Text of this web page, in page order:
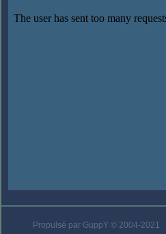
Propulsé par GuppY© 2004-2021